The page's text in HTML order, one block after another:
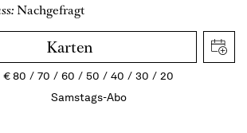
Nachgefragt
Karten
€80 70 60 50 40 30
20
Samstags-Abo